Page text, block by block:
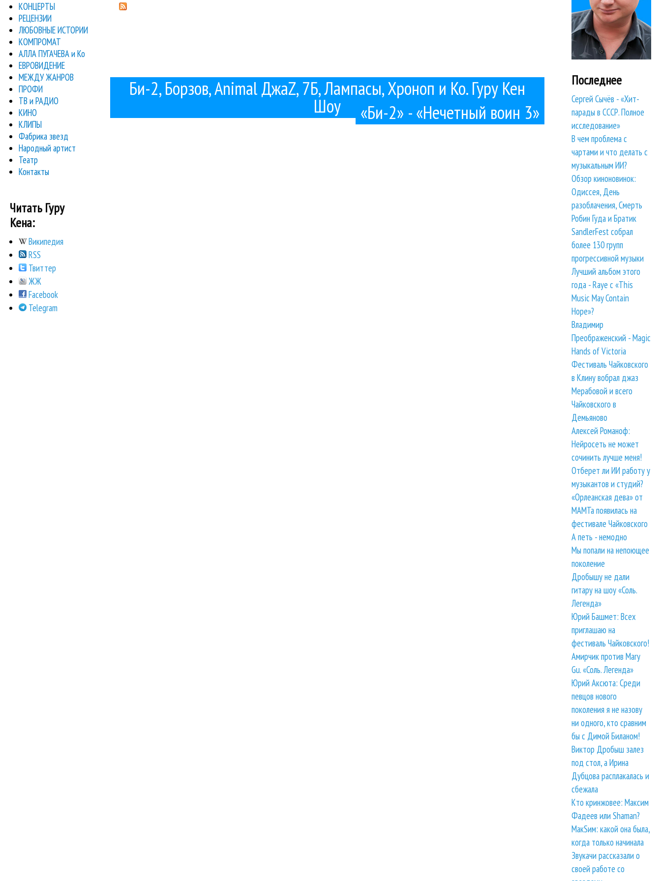
Би-2, Борзов, Animal ДжаZ, 7Б, Лампасы, Хроноп и Ко. Гуру Кен
Шоу «Би-2» - «Нечетный воин 3»
КОНЦЕРТЫ
РЕЦЕНЗИИ
ЛЮБОВНЫЕ ИСТОРИИ
КОМПРОМАТ
АЛЛА ПУГАЧЕВА и Ко
ЕВРОВИДЕНИЕ
МЕЖДУ ЖАНРОВ
ПРОФИ
ТВ и РАДИО
КИНО
КЛИПЫ
Фабрика звезд
Народный артист
Театр
Контакты
Читать Гуру
Кена:
Википедия
RSS
Твиттер
ЖЖ
Facebook
Telegram
Последнее
Сергей Сычёв - «Хит-
парады в СССР. Полное
исследование»
В чем проблема с
чартами и что делать с
музыкальным ИИ?
Обзор киноновинок:
Одиссея, День
разоблачения, Смерть
Робин Гуда и Братик
SandlerFest собрал
более 130 групп
прогрессивной музыки
Лучший альбом этого
года - Raye с «This
Music May Contain
Hope»?
Владимир
Преображенский - Magic
Hands of Victoria
Фестиваль Чайковского
в Клину вобрал джаз
Мерабовой и всего
Чайковского в
Демьяново
Алексей Романоф:
Нейросеть не может
сочинить лучше меня!
Отберет ли ИИ работу у
музыкантов и студий?
«Орлеанская дева» от
МАМТа появилась на
фестивале Чайковского
А петь - немодно
Мы попали на непоющее
поколение
Дробышу не дали
гитару на шоу «Соль.
Легенда»
Юрий Башмет: Всех
приглашаю на
фестиваль Чайковского!
Амирчик против Mary
Gu. «Соль. Легенда»
Юрий Аксюта: Среди
певцов нового
поколения я не назову
ни одного, кто сравним
бы с Димой Биланом!
Виктор Дробыш залез
под стол, а Ирина
Дубцова расплакалась и
сбежала
Кто кринжовее: Максим
Фадеев или Shaman?
МакSим: какой она была,
когда только начинала
Звукачи рассказали о
своей работе со